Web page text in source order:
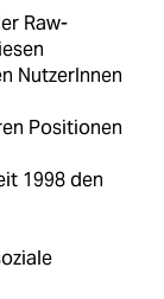
Raw-
NutzerInnen
Positionen
1998 den